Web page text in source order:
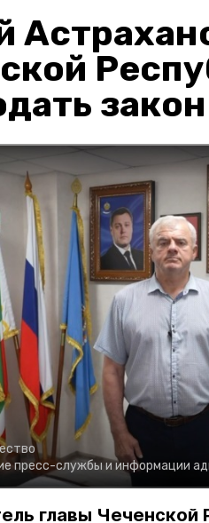
пресс-службы и информации
главы Чеченской